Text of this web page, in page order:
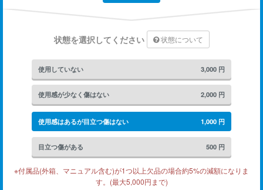
状態を選択してください 状態について
使用していない 3,000 円
使用感が少なく傷はない 2,000 円
使用感はあるが目立つ傷はない 1,000 円
目立つ傷がある 500 円
※付属品(外箱、マニュアル含む)が1つ以上欠品の場合約5%の減額になりま
す。(最大5,000円まで)